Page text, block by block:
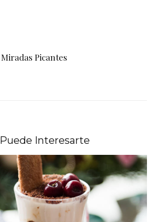
Miradas Picantes
Puede Interesarte